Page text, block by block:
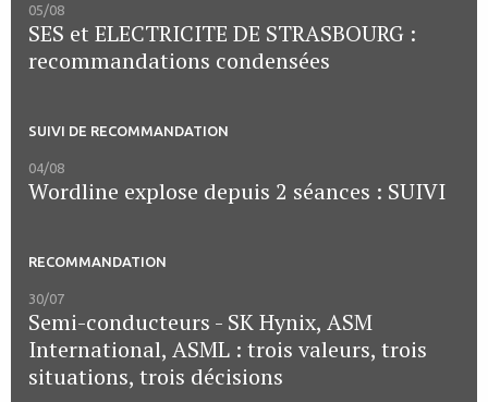
05/08
SES et ELECTRICITE DE STRASBOURG :
recommandations condensées
SUIVI DE RECOMMANDATION
04/08
Wordline explose depuis 2 séances : SUIVI
RECOMMANDATION
30/07
Semi-conducteurs - SK Hynix, ASM
International, ASML : trois valeurs, trois
situations, trois décisions